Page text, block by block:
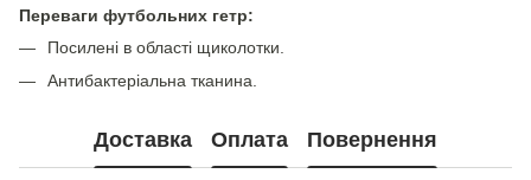
Переваги футбольних гетр:
Посилені в області щиколотки.
Антибактеріальна тканина.
Доставка Оплата Повернення